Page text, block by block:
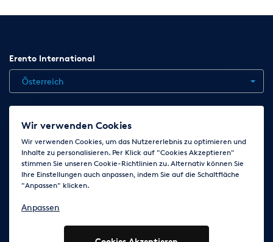
Erento International
Österreich
Jobs Kontakt News
AGB
Impressum Cookie-Einstellungen ändern
Folge uns auf
Wir verwenden Cookies
Wir verwenden Cookies, um das Nutzererlebnis zu optimieren und
Inhalte zu personalisieren. Per Klick auf "Cookies Akzeptieren"
stimmen Sie unseren Cookie-Richtlinien zu. Alternativ können Sie
Ihre Einstellungen auch anpassen, indem Sie auf die Schaltfläche
"Anpassen" klicken.
Anpassen